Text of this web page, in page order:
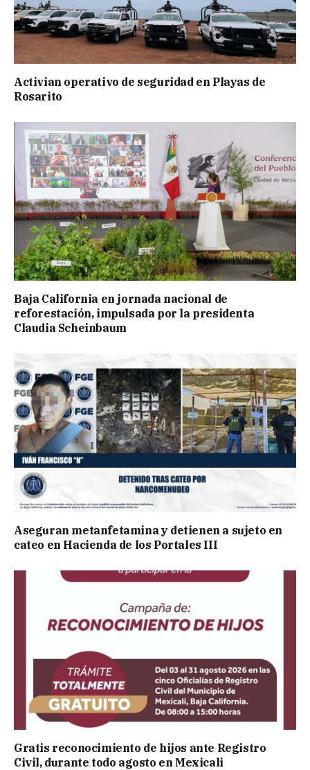
Activian operativo de seguridad en Playas de
Rosarito
Baja California en jornada nacional de
reforestación, impulsada por la presidenta
Claudia Scheinbaum
Aseguran metanfetamina y detienen a sujeto en
cateo en Hacienda de los Portales III
Gratis reconocimiento de hijos ante Registro
Civil, durante todo agosto en Mexicali